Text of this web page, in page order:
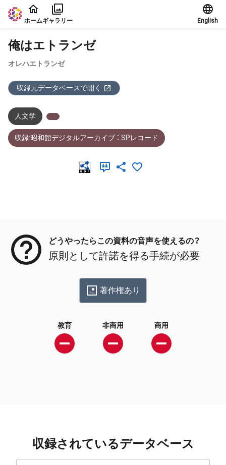
本文に飛ぶ
ホームギャラリー English
俺はエトランゼ
オレハエトランゼ
収録元データベースで開く
人文学
収録:昭和館デジタルアーカイブ ： SPレコード
どうやったらこの資料の音声を使えるの？
原則として許諾を得る手続が必要
著作権あり
教育 非商用 商用
収録されているデータベース